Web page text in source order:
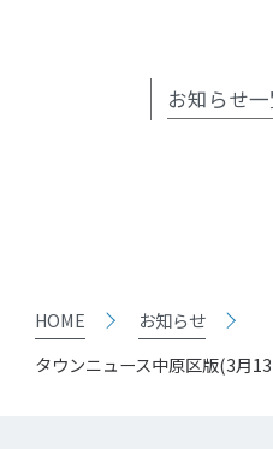
お知らせ
HOME
お知らせ
タウンニュース中原区版(3月